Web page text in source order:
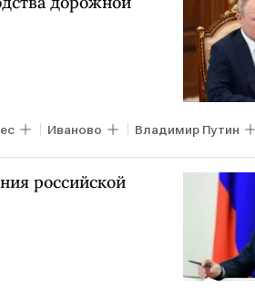
Иваново Владимир Путин
российской